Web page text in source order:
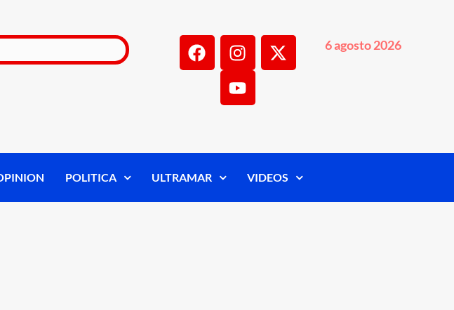
6 agosto 2026
POLITICA ULTRAMAR VIDEOS